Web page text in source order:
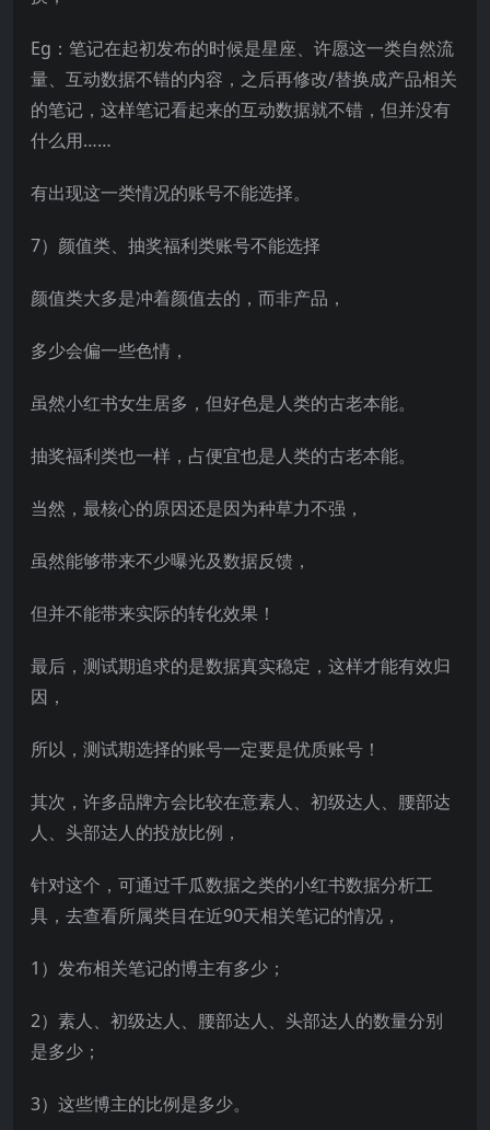
Eg：笔记在起初发布的时候是星座、许愿这一类自然流
量、互动数据不错的内容，之后再修改/替换成产品相关
的笔记，这样笔记看起来的互动数据就不错，但并没有
什么用……
有出现这一类情况的账号不能选择。
7）颜值类、抽奖福利类账号不能选择
颜值类大多是冲着颜值去的，而非产品，
多少会偏一些色情，
虽然小红书女生居多，但好色是人类的古老本能。
抽奖福利类也一样，占便宜也是人类的古老本能。
当然，最核心的原因还是因为种草力不强，
虽然能够带来不少曝光及数据反馈，
但并不能带来实际的转化效果！
最后，测试期追求的是数据真实稳定，这样才能有效归
因，
所以，测试期选择的账号一定要是优质账号！
其次，许多品牌方会比较在意素人、初级达人、腰部达
人、头部达人的投放比例，
针对这个，可通过千瓜数据之类的小红书数据分析工
具，去查看所属类目在近90天相关笔记的情况，
1）发布相关笔记的博主有多少；
2）素人、初级达人、腰部达人、头部达人的数量分别
是多少；
3）这些博主的比例是多少。